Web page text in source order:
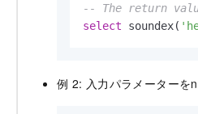
-- The return
select soundex(
例 2: 入力パラメーターを